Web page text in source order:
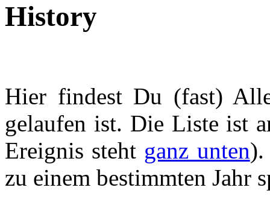
History
Hier findest Du (fast)
gelaufen ist. Die Liste ist
Ereignis steht ganz unten).
zu einem bestimmten Jahr